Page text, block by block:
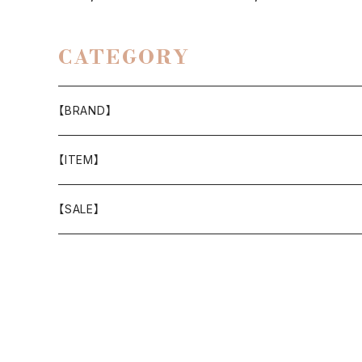
CATEGORY
【BRAND】
山と道
T-SHIRT
迷迭香
【ITEM】
WEAR
【SALE】